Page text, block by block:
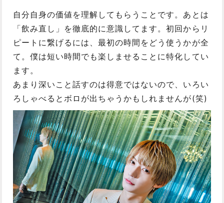
自分自身の価値を理解してもらうことです。あとは
「飲み直し」を徹底的に意識してます。初回からリ
ピートに繋げるには、最初の時間をどう使うかが全
て。僕は短い時間でも楽しませることに特化してい
ます。
あまり深いこと話すのは得意ではないので、いろい
ろしゃべるとボロが出ちゃうかもしれませんが(笑)